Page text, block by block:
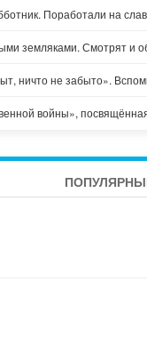
Поработали на
земляками. Смотрят и
ничто не забыто».
войны»,